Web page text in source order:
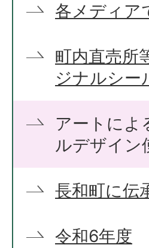
各メディア
町内直売所
ジナルシー
アートによ
ルデザイン
長和町に伝
令和6年度